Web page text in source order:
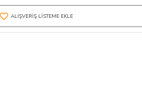
ALIŞVERIŞ LISTEME EKLE